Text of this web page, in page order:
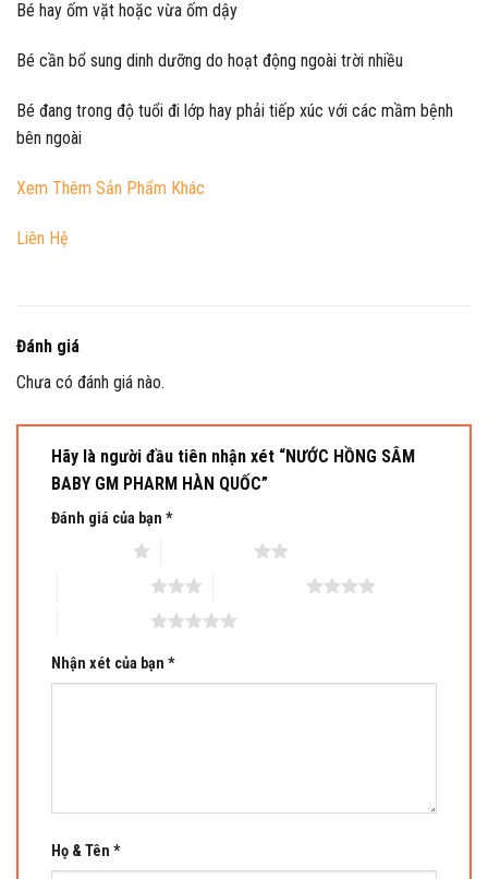
Bé hay ốm vặt hoặc vừa ốm dậy
Bé cần bổ sung dinh dưỡng do hoạt động ngoài trời nhiều
Bé đang trong độ tuổi đi lớp hay phải tiếp xúc với các mầm bệnh
bên ngoài
Xem Thêm Sản Phẩm Khác
Liên Hệ
Đánh giá
Chưa có đánh giá nào.
Hãy là người đầu tiên nhận xét “NƯỚC HỒNG SÂM
BABY GM PHARM HÀN QUỐC”
Đánh giá của bạn *
Nhận xét của bạn *
Họ & Tên *